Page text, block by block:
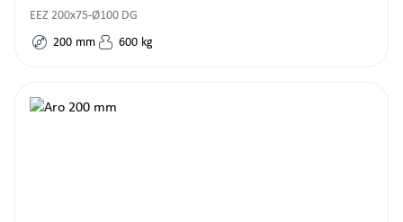
EEZ 200x75-Ø100 DG
200 mm 600 kg